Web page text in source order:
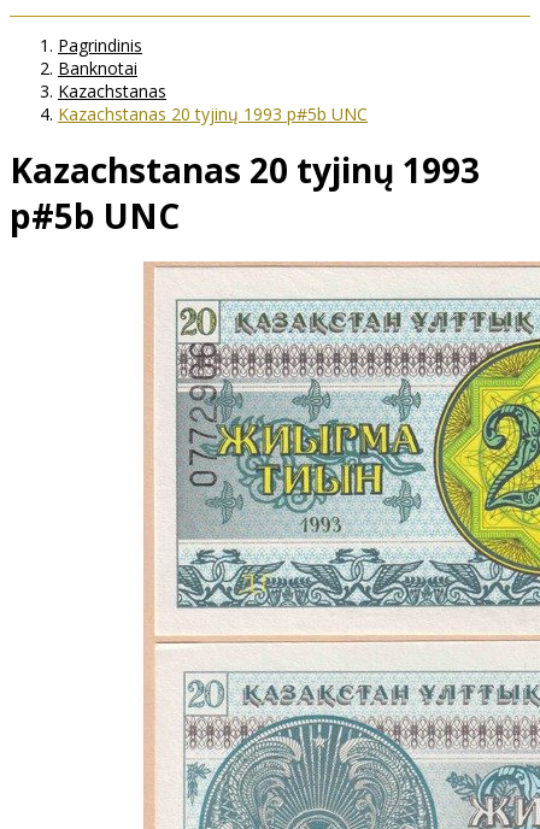
Pagrindinis
Banknotai
Kazachstanas
Kazachstanas 20 tyjinų 1993 p#5b UNC
Kazachstanas 20 tyjinų 1993
p#5b UNC